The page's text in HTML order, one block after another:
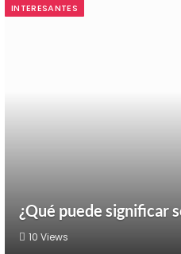
INTERESANTES
¿Qué puede significar
10Views